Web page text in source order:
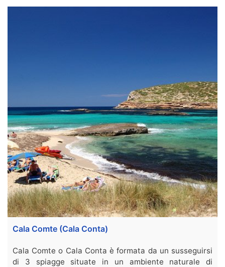
Cala Comte (Cala Conta)
Cala Comte o Cala Conta è formata da un susseguirsi
di 3 spiagge situate in un ambiente naturale di